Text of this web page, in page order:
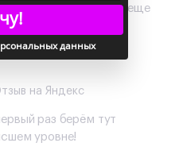
буду обращаться еще
на Яндекс
раз берём тут
уровне!
данных